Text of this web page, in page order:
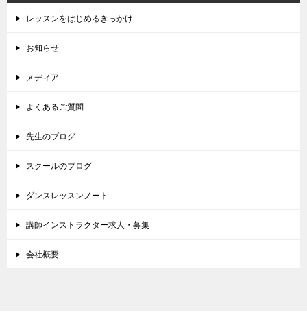
レッスンをはじめるきっかけ
お知らせ
メディア
よくあるご質問
先生のブログ
スクールのブログ
ダンスレッスンノート
講師インストラクター求人・募集
会社概要